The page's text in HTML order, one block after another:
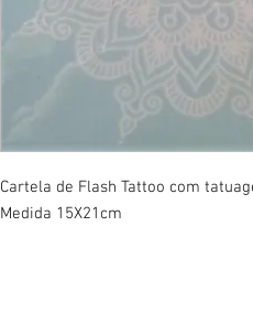
Cartela de Flash Tattoo com
Medida 15X21cm